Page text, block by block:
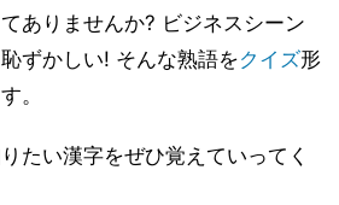
ありませんか? ビジネスシーン
ずかしい! そんな熟語をクイズ形
。
たい漢字をぜひ覚えていってく